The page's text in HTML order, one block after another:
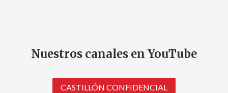
Nuestros canales en YouTube
CASTILLÓN CONFIDENCIAL